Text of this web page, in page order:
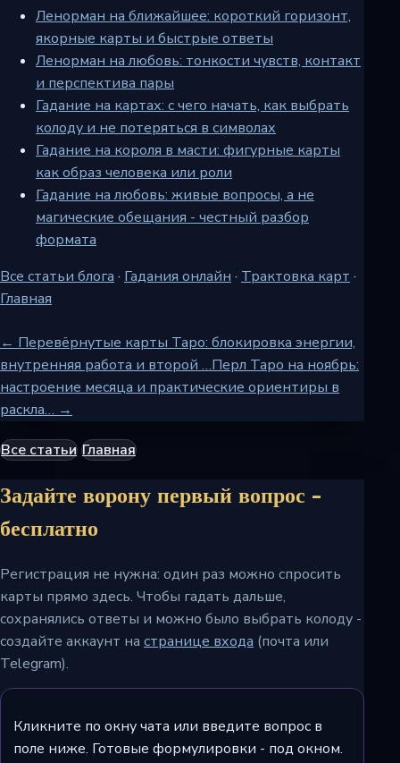
Ленорман на ближайшее: короткий горизонт,
якорные карты и быстрые ответы
Ленорман на любовь: тонкости чувств, контакт
и перспектива пары
Гадание на картах: с чего начать, как выбрать
колоду и не потеряться в символах
Гадание на короля в масти: фигурные карты
как образ человека или роли
Гадание на любовь: живые вопросы, а не
магические обещания - честный разбор
формата
Все статьи блога · Гадания онлайн · Трактовка карт ·
Главная
← Перевёрнутые карты Таро: блокировка энергии,
внутренняя работа и второй …Перл Таро на ноябрь:
настроение месяца и практические ориентиры в
раскла… →
Все статьи Главная
Задайте ворону первый вопрос -
бесплатно
Регистрация не нужна: один раз можно спросить
карты прямо здесь. Чтобы гадать дальше,
сохранялись ответы и можно было выбрать колоду -
создайте аккаунт на странице входа (почта или
Telegram).
Кликните по окну чата или введите вопрос в
поле ниже. Готовые формулировки - под окном.